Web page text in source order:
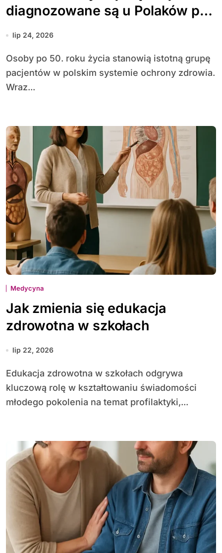
diagnozowane są u Polaków po
50. roku życia
lip 24, 2026
Osoby po 50. roku życia stanowią istotną grupę
pacjentów w polskim systemie ochrony zdrowia.
Wraz...
Medycyna
Jak zmienia się edukacja
zdrowotna w szkołach
lip 22, 2026
Edu­kacja zdrowotna w szkołach odgrywa
kluczową rolę w kształtowaniu świadomości
młodego pokolenia na temat profilaktyki,...